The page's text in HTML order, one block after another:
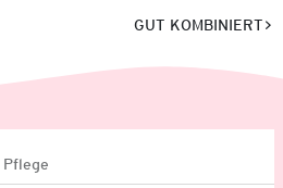
GUT KOMBINIERT
Pflege